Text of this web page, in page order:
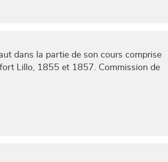
dans la partie de son cours comprise
Lillo, 1855 et 1857. Commission de